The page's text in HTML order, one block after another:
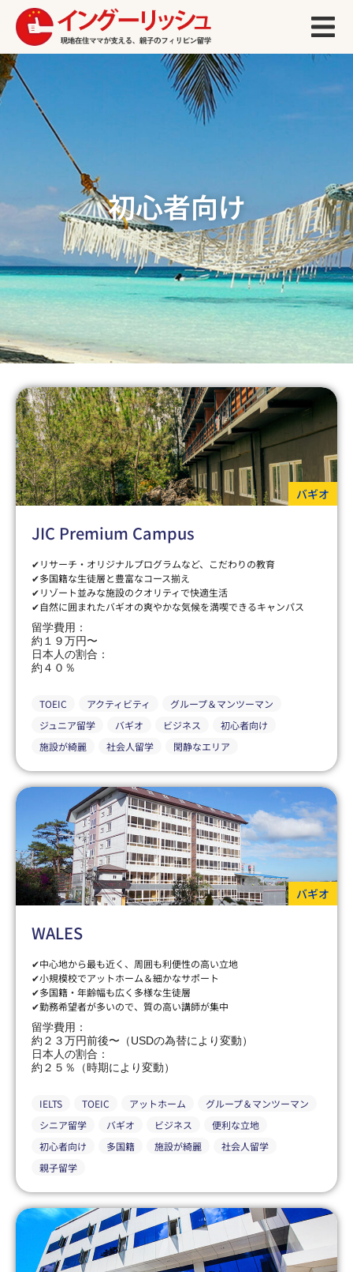
初心者向け
バギオ
JIC Premium Campus
✔リサーチ・オリジナルプログラムなど、こだわりの教育
✔多国籍な生徒層と豊富なコース揃え
✔リゾート並みな施設のクオリティで快適生活
✔自然に囲まれたバギオの爽やかな気候を満喫できるキャンパス
留学費用：
約１９万円〜
日本人の割合：
約４０％
TOEIC アクティビティ
グループ＆マンツーマン
ジュニア留学
バギオ ビジネス
初心者向け
施設が綺麗
社会人留学 閑静なエリア
バギオ
WALES
✔中心地から最も近く、周囲も利便性の高い立地
✔小規模校でアットホーム＆細かなサポート
✔多国籍・年齢幅も広く多様な生徒層
✔勤務希望者が多いので、質の高い講師が集中
留学費用：
約２３万円前後〜（USDの為替により変動）
日本人の割合：
約２５％（時期により変動）
IELTS TOEIC アットホーム
グループ＆マンツーマン
シニア留学
バギオ ビジネス
便利な立地
初心者向け
多国籍 施設が綺麗
社会人留学
親子留学